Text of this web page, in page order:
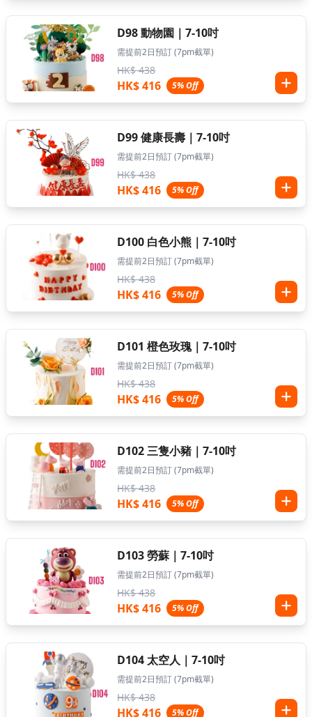
D98 動物園｜7-10吋
需提前2日預訂 (7pm截單)
HK$ 438
HK$ 416 5% Off
D99 健康長壽｜7-10吋
需提前2日預訂 (7pm截單)
HK$ 438
HK$ 416 5% Off
D100 白色小熊｜7-10吋
需提前2日預訂 (7pm截單)
HK$ 438
HK$ 416 5% Off
D101 橙色玫瑰｜7-10吋
需提前2日預訂 (7pm截單)
HK$ 438
HK$ 416 5% Off
D102 三隻小豬｜7-10吋
需提前2日預訂 (7pm截單)
HK$ 438
HK$ 416 5% Off
D103 勞蘇｜7-10吋
需提前2日預訂 (7pm截單)
HK$ 438
HK$ 416 5% Off
D104 太空人｜7-10吋
需提前2日預訂 (7pm截單)
HK$ 438
HK$ 416 5% Off